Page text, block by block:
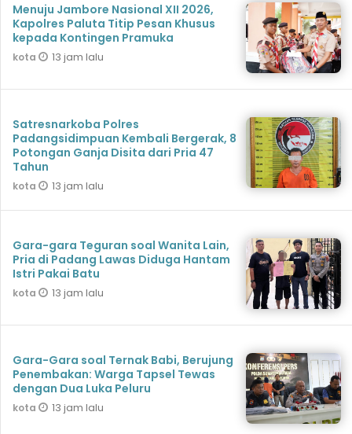
Menuju Jambore Nasional XII 2026,
Kapolres Paluta Titip Pesan Khusus
kepada Kontingen Pramuka
kota 13 jam lalu
Satresnarkoba Polres
Padangsidimpuan Kembali Bergerak, 8
Potongan Ganja Disita dari Pria 47
Tahun
kota 13 jam lalu
Gara-gara Teguran soal Wanita Lain,
Pria di Padang Lawas Diduga Hantam
Istri Pakai Batu
kota 13 jam lalu
Gara-Gara soal Ternak Babi, Berujung
Penembakan: Warga Tapsel Tewas
dengan Dua Luka Peluru
kota 13 jam lalu